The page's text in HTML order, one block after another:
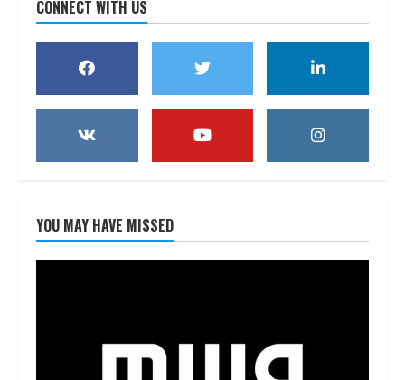
CONNECT WITH US
YOU MAY HAVE MISSED